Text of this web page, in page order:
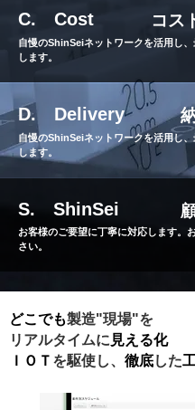
C. Cost コス
自慢のShinSeiネットワークを活用し
します。
D. Delivery
自慢のShinSeiネットワークを活用し
します。
S. ShinSei
お客様のご要望に丁寧に対応します。
さい。
どこでも製造"現場"を
リアルタイムに 見える化
ＩＯＴ を駆使し、 徹底した